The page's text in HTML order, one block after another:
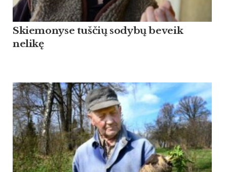
Skiemonyse tuščių sodybų beveik
nelikę